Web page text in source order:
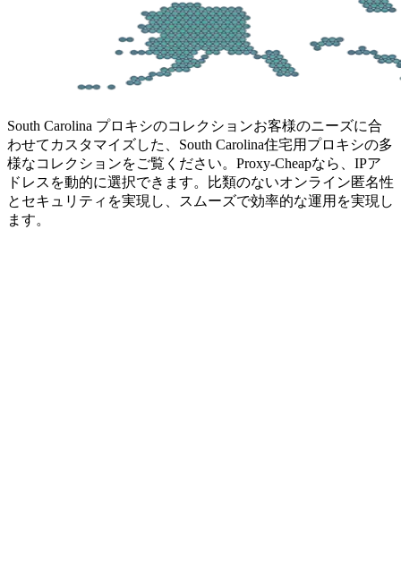
South Carolina プロキシのコレクションお客様のニーズに合
わせてカスタマイズした、South Carolina住宅用プロキシの多
様なコレクションをご覧ください。Proxy-Cheapなら、IPア
ドレスを動的に選択できます。比類のないオンライン匿名性
とセキュリティを実現し、スムーズで効率的な運用を実現し
ます。